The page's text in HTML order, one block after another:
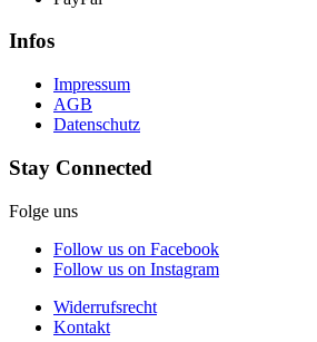
Infos
Impressum
AGB
Datenschutz
Stay Connected
Folge uns
Follow us on Facebook
Follow us on Instagram
Widerrufsrecht
Kontakt